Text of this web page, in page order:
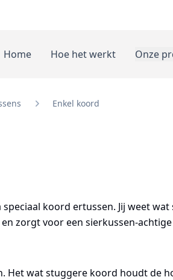
Home Hoe het werkt Onze
Enkel koord
koord ertussen. Jij weet
zorgt voor een sierkussen-
wat stuggere koord houdt de